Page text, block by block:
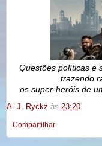
Questões políticas e
trazendo
os super-heróis de
A. J. Ryckz às 23:20
Compartilhar